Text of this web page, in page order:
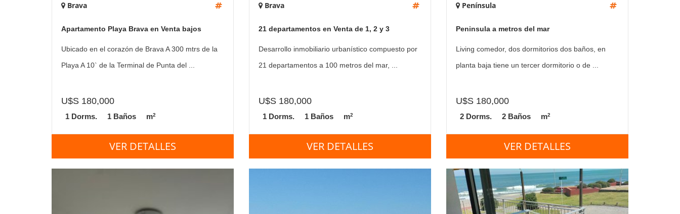
Brava
Apartamento Playa Brava en Venta bajos
gastos comunes
Ubicado en el corazón de Brava A 300 mtrs de la
Playa A 10` de la Terminal de Punta del ...
U$S 180,000
1 Dorms. 1 Baños m2
VER DETALLES
Brava
21 departamentos en Venta de 1, 2 y 3
dormitorios - Playa Brava
Desarrollo inmobiliario urbanístico compuesto por
21 departamentos a 100 metros del mar, ...
U$S 180,000
1 Dorms. 1 Baños m2
VER DETALLES
Península
Peninsula a metros del mar
Living comedor, dos dormitorios dos baños, en
planta baja tiene un tercer dormitorio o de ...
U$S 180,000
2 Dorms. 2 Baños m2
VER DETALLES